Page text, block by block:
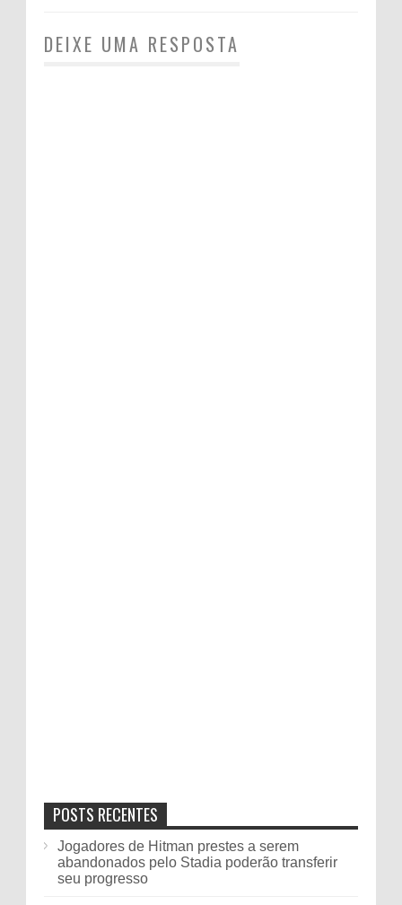
DEIXE UMA RESPOSTA
POSTS RECENTES
Jogadores de Hitman prestes a serem
abandonados pelo Stadia poderão transferir
seu progresso